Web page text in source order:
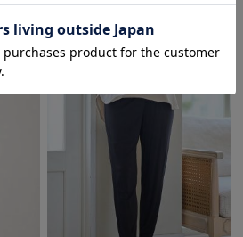
入り商品を確認する